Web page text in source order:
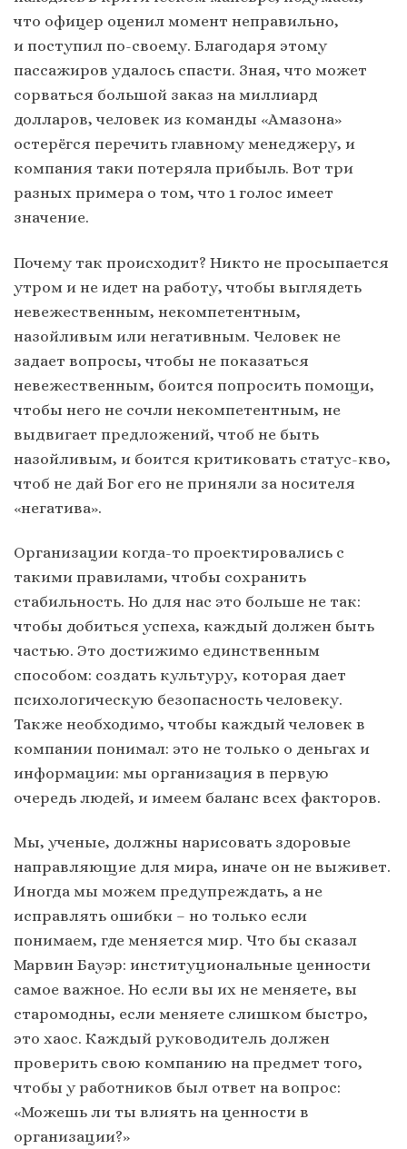
что офицер оценил момент неправильно,
и поступил по-своему. Благодаря этому
пассажиров удалось спасти. Зная, что может
сорваться большой заказ на миллиард
долларов, человек из команды «Амазона»
остерёгся перечить главному менеджеру, и
компания таки потеряла прибыль. Вот три
разных примера о том, что 1 голос имеет
значение.
Почему так происходит? Никто не просыпается
утром и не идет на работу, чтобы выглядеть
невежественным, некомпетентным,
назойливым или негативным. Человек не
задает вопросы, чтобы не показаться
невежественным, боится попросить помощи,
чтобы него не сочли некомпетентным, не
выдвигает предложений, чтоб не быть
назойливым, и боится критиковать статус-кво,
чтоб не дай Бог его не приняли за носителя
«негатива».
Организации когда-то проектировались с
такими правилами, чтобы сохранить
стабильность. Но для нас это больше не так:
чтобы добиться успеха, каждый должен быть
частью. Это достижимо единственным
способом: создать культуру, которая дает
психологическую безопасность человеку.
Также необходимо, чтобы каждый человек в
компании понимал: это не только о деньгах и
информации: мы организация в первую
очередь людей, и имеем баланс всех факторов.
Мы, ученые, должны нарисовать здоровые
направляющие для мира, иначе он не выживет.
Иногда мы можем предупреждать, а не
исправлять ошибки – но только если
понимаем, где меняется мир. Что бы сказал
Марвин Бауэр: институциональные ценности
самое важное. Но если вы их не меняете, вы
старомодны, если меняете слишком быстро,
это хаос. Каждый руководитель должен
проверить свою компанию на предмет того,
чтобы у работников был ответ на вопрос:
«Можешь ли ты влиять на ценности в
организации?»